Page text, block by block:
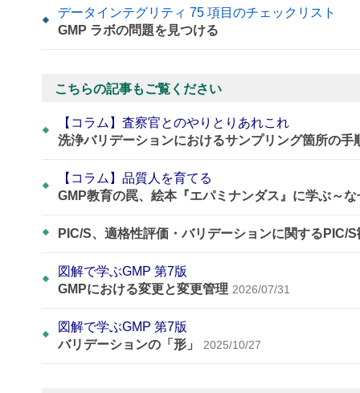
データインテグリティ 75 項目のチェックリスト
GMP ラボの問題を見つける
こちらの記事もご覧ください
【コラム】査察官とのやりとりあれこれ
洗浄バリデーションにおけるサンプリング箇所の手
【コラム】品質人を育てる
GMP教育の罠、絵本『エパミナンダス』に学ぶ～
PIC/S、適格性評価・バリデーションに関するPIC/
図解で学ぶGMP 第7版
GMPにおける変更と変更管理 2026/07/31
図解で学ぶGMP 第7版
バリデーションの「形」
2025/10/27